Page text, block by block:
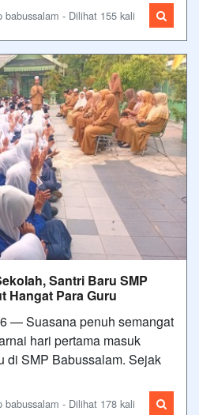
- Dilihat 155 kali
Santri Baru SMP
Hangat Para Guru
— Suasana penuh semangat
hari pertama masuk
di SMP Babussalam. Sejak
- Dilihat 178 kali